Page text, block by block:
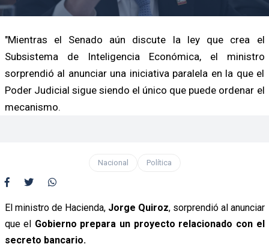
"Mientras el Senado aún discute la ley que crea el
Subsistema de Inteligencia Económica, el ministro
sorprendió al anunciar una iniciativa paralela en la que el
Poder Judicial sigue siendo el único que puede ordenar el
mecanismo.
Nacional Política
El ministro de Hacienda, Jorge Quiroz, sorprendió al anunciar
que el Gobierno prepara un proyecto relacionado con el
secreto bancario.